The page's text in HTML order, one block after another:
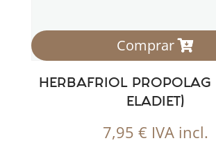
Comprar
HERBAFRIOL
ELADIET)
7,95 € IVA incl.